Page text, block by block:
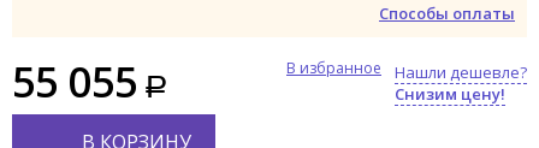
Способы оплаты
55 055
Нашли дешевле?
Снизим цену!
В избранное
В КОРЗИНУ